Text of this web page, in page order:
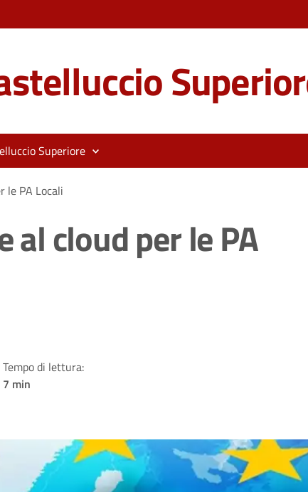
Superiore
le PA Locali
cloud per le PA
Tempo di lettura:
7 min